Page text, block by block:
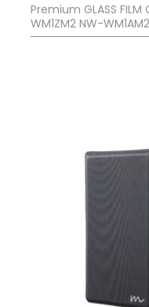
Premium GLASS FILM
WM1ZM2 NW-WM1AM2